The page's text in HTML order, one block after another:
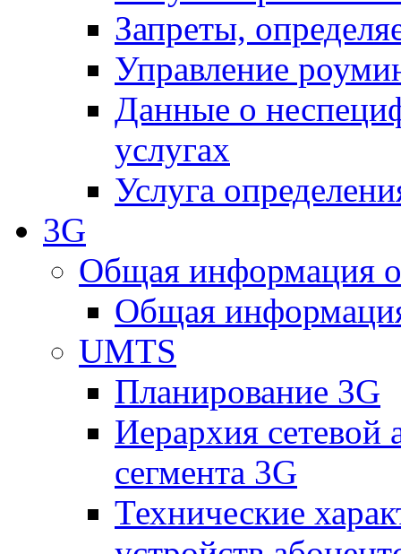
Запреты,
Управление
Данные о
услугах
Услуга
3G
Общая информация
Общая
UMTS
Планирование 3G
Иерархия сетевой
сегмента 3G
Технические